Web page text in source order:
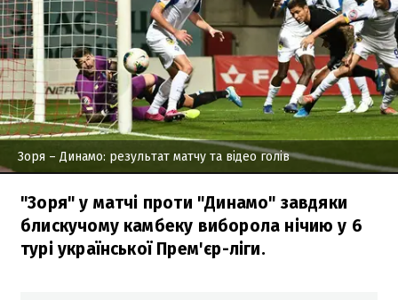
Зоря – Динамо: результат матчу та відео голів
"Зоря" у матчі проти "Динамо" завдяки
блискучому камбеку виборола нічию у 6
турі української Прем'єр-ліги.